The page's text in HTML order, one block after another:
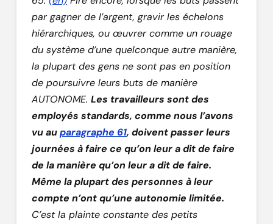
par gagner de l’argent, gravir les échelons
hiérarchiques, ou œuvrer comme un rouage
du système d’une quelconque autre manière,
la plupart des gens ne sont pas en position
de poursuivre leurs buts de manière
AUTONOME. Les travailleurs sont des
employés standards, comme nous l’avons
vu auparagraphe 61, doivent passer leurs
journées à faire ce qu’on leur a dit de faire
de la manière qu’on leur a dit de faire.
Même la plupart des personnes à leur
compte n’ont qu’une autonomie limitée.
C’est la plainte constante des petits